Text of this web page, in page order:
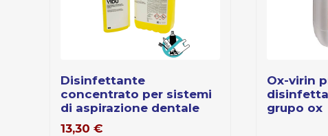
disinfettante
concentrato per sistemi
di aspirazione dentale
13,30 €
ox-virin presto al uso:
grupo ox